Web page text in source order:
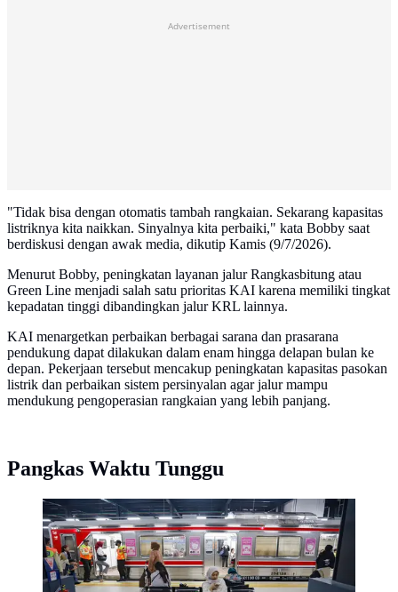
Advertisement
"Tidak bisa dengan otomatis tambah rangkaian. Sekarang kapasitas
listriknya kita naikkan. Sinyalnya kita perbaiki," kata Bobby saat
berdiskusi dengan awak media, dikutip Kamis (9/7/2026).
Menurut Bobby, peningkatan layanan jalur Rangkasbitung atau
Green Line menjadi salah satu prioritas KAI karena memiliki tingkat
kepadatan tinggi dibandingkan jalur KRL lainnya.
KAI menargetkan perbaikan berbagai sarana dan prasarana
pendukung dapat dilakukan dalam enam hingga delapan bulan ke
depan. Pekerjaan tersebut mencakup peningkatan kapasitas pasokan
listrik dan perbaikan sistem persinyalan agar jalur mampu
mendukung pengoperasian rangkaian yang lebih panjang.
Pangkas Waktu Tunggu
Calon penumpang bersiap menaiki rangkaian KRL
Commuter Line di Stasiun Rangkasbitung Ultimate,
Lebak, Banten. (merdeka.com/Arie Basuki)